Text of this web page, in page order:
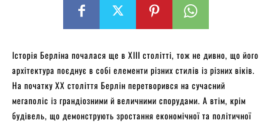
Історія Берліна почалася ще в XIII столітті, тож не дивно, що його
архітектура поєднує в собі елементи різних стилів із різних віків.
На початку XX століття Берлін перетворився на сучасний
мегаполіс із грандіозними й величними спорудами. А втім, крім
будівель, що демонструють зростання економічної та політичної